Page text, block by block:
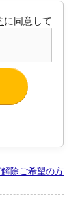
に同意して
除ご希望の方